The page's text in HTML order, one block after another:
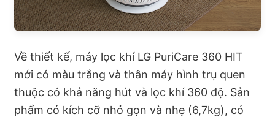
Về thiết kế, máy lọc khí LG PuriCare 360 HIT
mới có màu trắng và thân máy hình trụ quen
thuộc có khả năng hút và lọc khí 360 độ. Sản
phẩm có kích cỡ nhỏ gọn và nhẹ (6,7kg), có